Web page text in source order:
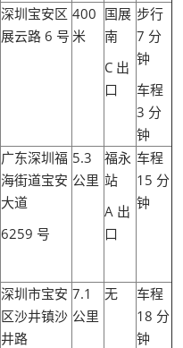
深圳宝安区
展云路 6 号
400
米
国展
南
C 出
口
步行
7 分
钟
车程
3 分
钟
广东深圳福
海街道宝安
大道
6259 号
5.3
公里
福永
站
A 出
口
车程
15 分
钟
深圳市宝安
区沙井镇沙
井路
7.1
公里
无
车程
18 分
钟